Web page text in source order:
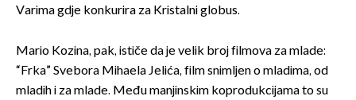
Varima gdje konkurira za Kristalni globus.
Mario Kozina, pak, ističe da je velik broj filmova za mlade:
“Frka” Svebora Mihaela Jelića, film snimljen o mladima, od
mladih i za mlade. Među manjinskim koprodukcijama to su